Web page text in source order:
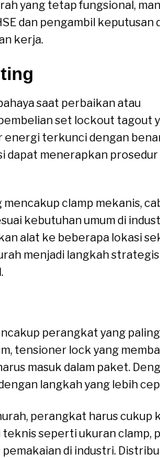
yang tetap fungsional,
dan pengambil keputusan
kerja.
saat perbaikan atau
set lockout tagout
energi terkunci dengan
dapat menerapkan prosedur
clamp mekanis,
kebutuhan umum di
alat ke beberapa lokasi
menjadi langkah
perangkat yang
tensioner lock yang
masuk dalam paket.
langkah yang lebih
perangkat harus cukup
seperti ukuran clamp,
di industri.